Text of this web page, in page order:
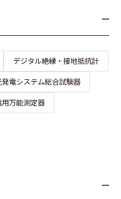
デジタル絶縁・接地抵抗計
発電システム総合試験器
万能測定器